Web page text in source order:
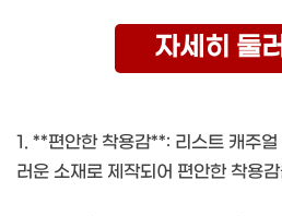
자세히 둘
1. **편안한 착용감**: 리스트 캐주
러운 소재로 제작되어 편안한 착용